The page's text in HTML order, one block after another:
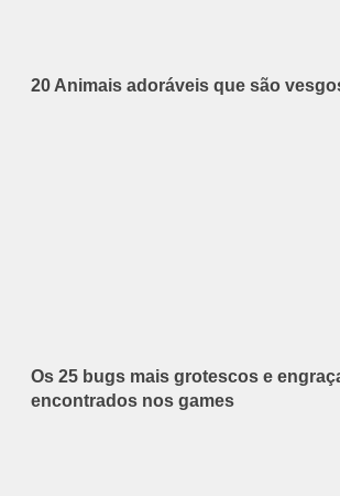
20 Animais adoráveis que são
Os 25 bugs mais grotescos e
encontrados nos games